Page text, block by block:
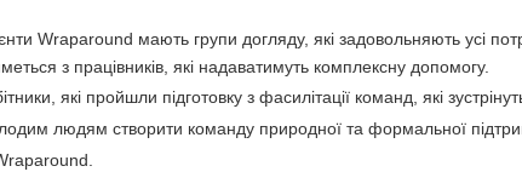
Wraparound мають групи догляду, які задовольняють усі
з працівників, які надаватимуть комплексну допомогу.
які пройшли підготовку з фасилітації команд, які
людям створити команду природної та формальної